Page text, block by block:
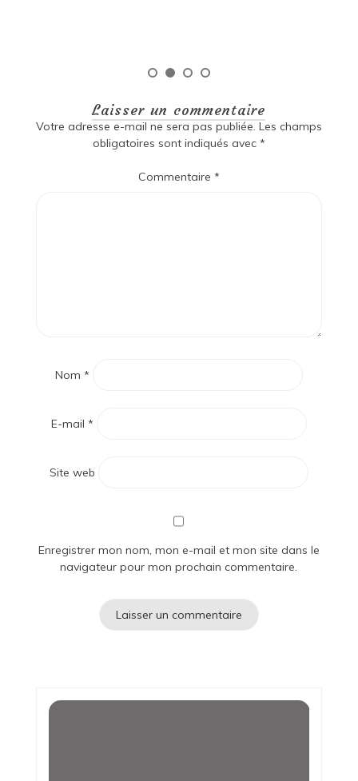
Laisser un commentaire
Votre adresse e-mail ne sera pas publiée. Les champs
obligatoires sont indiqués avec *
Commentaire *
Nom *
E-mail *
Site web
Enregistrer mon nom, mon e-mail et mon site dans le
navigateur pour mon prochain commentaire.